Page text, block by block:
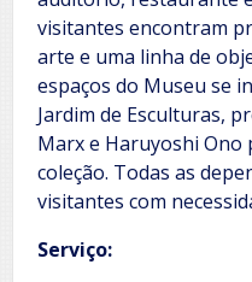
visitantes encontram
arte e uma linha de
espaços do Museu se
Jardim de Esculturas,
Marx e Haruyoshi
coleção. Todas as
visitantes com
Serviço: